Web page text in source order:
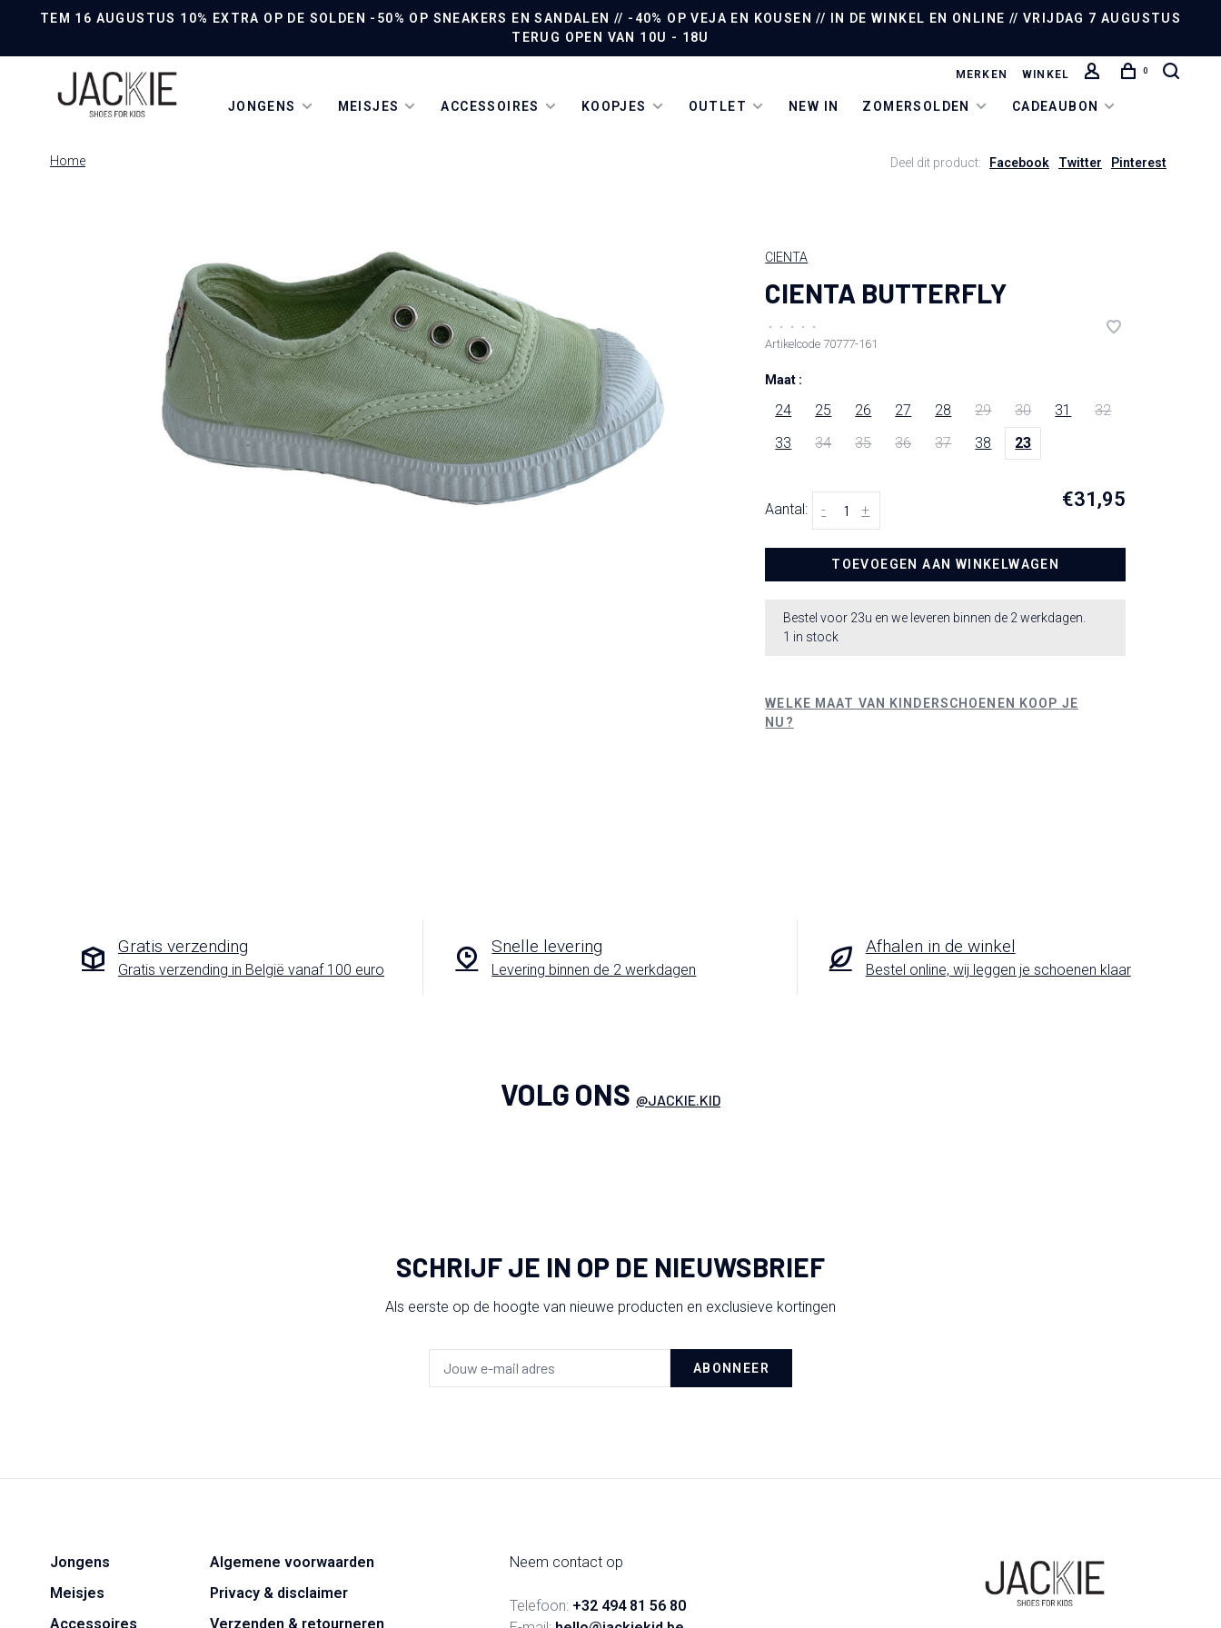
TEM 16 AUGUSTUS 10% EXTRA OP DE SOLDEN -50% OP SNEAKERS EN SANDALEN // -40% OP VEJA EN KOUSEN // IN DE WINKEL EN ONLINE // VRIJDAG 7 AUGUSTUS
TERUG OPEN VAN 10U - 18U
JONGENS MEISJES ACCESSOIRES KOOPJES OUTLET NEW IN ZOMERSOLDEN CADEAUBON
MERKEN WINKEL 0
Home Deel dit product: Facebook Twitter Pinterest
CIENTA
CIENTA BUTTERFLY
• • • •
•
Artikelcode 70777-161
Maat :
24 25 26 27 28 29 30 31
32
33
34 35 36 37 38 23
Aantal: +
- €31,95
TOEVOEGEN AAN WINKELWAGEN
Bestel voor 23u en we leveren binnen de 2 werkdagen.
1 in stock
WELKE MAAT VAN KINDERSCHOENEN KOOP JE
NU?
Gratis verzending
Gratis verzending in België vanaf 100 euro
Snelle levering
Levering binnen de 2 werkdagen
Afhalen in de winkel
Bestel online, wij leggen je schoenen klaar
VOLG ONS @JACKIE.KID
SCHRIJF JE IN OP DE NIEUWSBRIEF
Als eerste op de hoogte van nieuwe producten en exclusieve kortingen
ABONNEER
Jongens
Meisjes
Accessoires
Algemene voorwaarden
Privacy & disclaimer
Verzenden & retourneren
Neem contact op
Telefoon: +32 494 81 56 80